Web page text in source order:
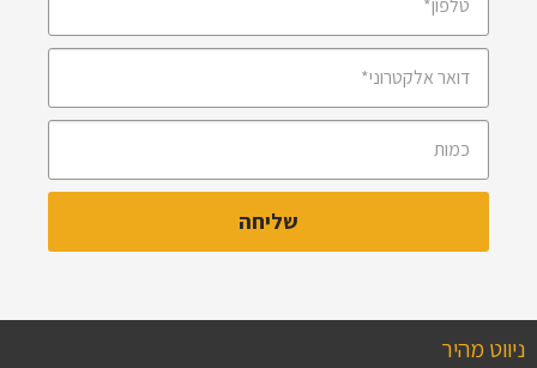
ניווט מהיר